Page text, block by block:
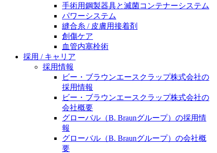
販売代理店さま向け情報​
お問合せ先、価格情報、E-Shopのご案内など販売店さ
ま向けの情報スペースです。
水頭症について
「水頭症」とはどのような疾患なのでしょう。成人に
多い水頭症と、小児に多い水頭症の特徴と症状、検査
や治療法など「水頭症」の概要を知っていただくこと
ができます。
エースクラップアカデミー
医療に携わるあらゆる方々に、学びと情報共有の場を
提供していくことを目指します。
手術用鋼製器具と滅菌コンテナーシステム
パワーシステム
縫合糸 / 皮膚用接着剤
創傷ケア
血管内塞栓術
採用 / キャリア
採用情報
ビー・ブラウンエースクラップ株式会社の
採用情報
ビー・ブラウンエースクラップ株式会社の
会社概要
グローバル（B. Braunグループ）の採用情
報
グローバル（B. Braunグループ）の会社概
要